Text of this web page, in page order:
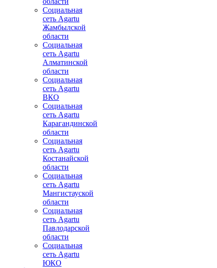
Социальная
сеть Agartu
Жамбылской
области
Социальная
сеть Agartu
Алматинской
области
Социальная
сеть Agartu
ВКО
Социальная
сеть Agartu
Карагандинской
области
Социальная
сеть Agartu
Костанайской
области
Социальная
сеть Agartu
Мангистауской
области
Социальная
сеть Agartu
Павлодарской
области
Социальная
сеть Agartu
ЮКО